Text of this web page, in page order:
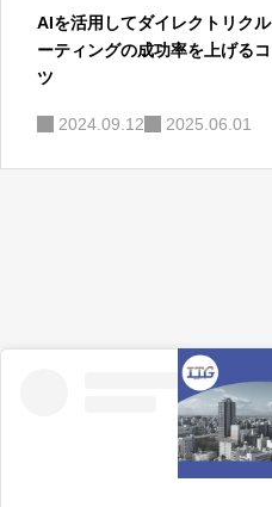
AIを活用してダイレクトリクル
ーティングの成功率を上げるコ
ツ
2024.09.12 2025.06.01